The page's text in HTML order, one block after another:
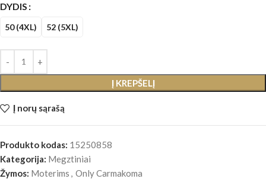
DYDIS
50 (4XL) 52 (5XL)
Į KREPŠELĮ
Į norų sąrašą
Produkto kodas: 15250858
Kategorija: Megztiniai
Žymos: Moterims , Only Carmakoma